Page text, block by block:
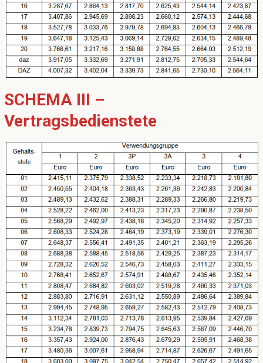
SCHEMA III –
Vertragsbedienstete